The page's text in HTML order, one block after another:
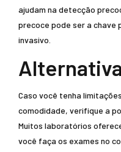
ajudam na detecção
precoce pode ser a chave
invasivo.
Caso você tenha
comodidade, verifique a
Muitos laboratórios
você faça os exames no